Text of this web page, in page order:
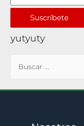
Suscríbete
yutyuty